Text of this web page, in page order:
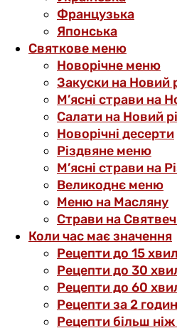
Французька
Японська
Святкове меню
Новорічне меню
Закуски на Новий
М’ясні страви на
Салати на Новий
Новорічні десерти
Різдвяне меню
М’ясні страви на
Великоднє меню
Меню на Масляну
Страви на
Коли час має значення
Рецепти до 15
Рецепти до 30
Рецепти до 60
Рецепти за 2
Рецепти більш